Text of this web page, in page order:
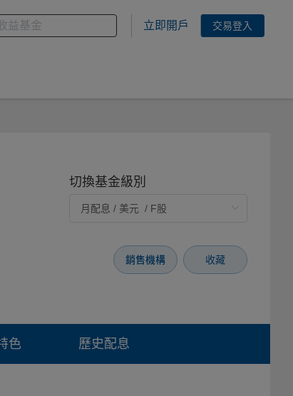
尋的基金關鍵字
立即開戶 交易登入
切換基金級別
銷售機構 收藏
色 歷史配息